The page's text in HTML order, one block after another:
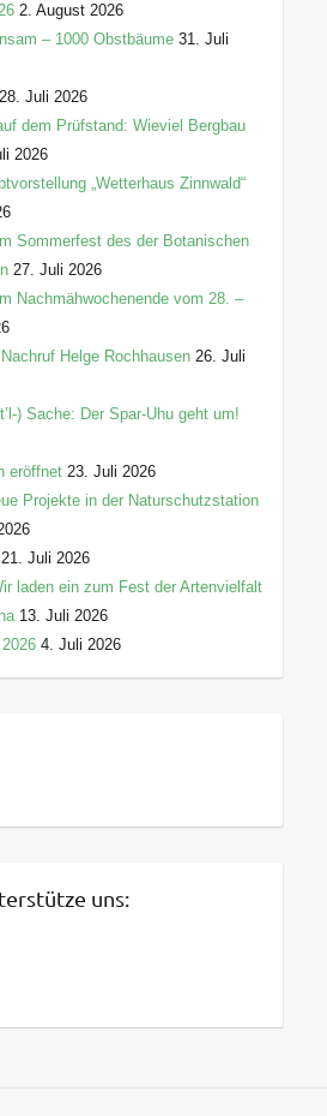
2. August 2026
– 1000 Obstbäume 31. Juli
28. Juli 2026
dem Prüfstand: Wieviel Bergbau
2026
„Wetterhaus Zinnwald“
Sommerfest des der Botanischen
27. Juli 2026
Nachmähwochenende vom 28. –
Helge Rochhausen 26. Juli
) Sache: Der Spar-Uhu geht um!
eröffnet 23. Juli 2026
Projekte in der Naturschutzstation
21. Juli 2026
laden ein zum Fest der Artenvielfalt
13. Juli 2026
4. Juli 2026
uns: